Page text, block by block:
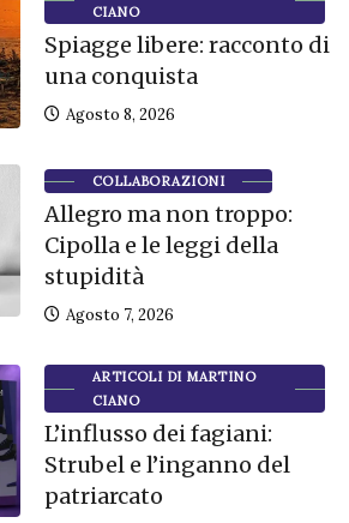
CIANO
Spiagge libere: racconto di
una conquista
Agosto 8, 2026
COLLABORAZIONI
Allegro ma non troppo:
Cipolla e le leggi della
stupidità
Agosto 7, 2026
ARTICOLI DI MARTINO
CIANO
L’influsso dei fagiani:
Strubel e l’inganno del
patriarcato